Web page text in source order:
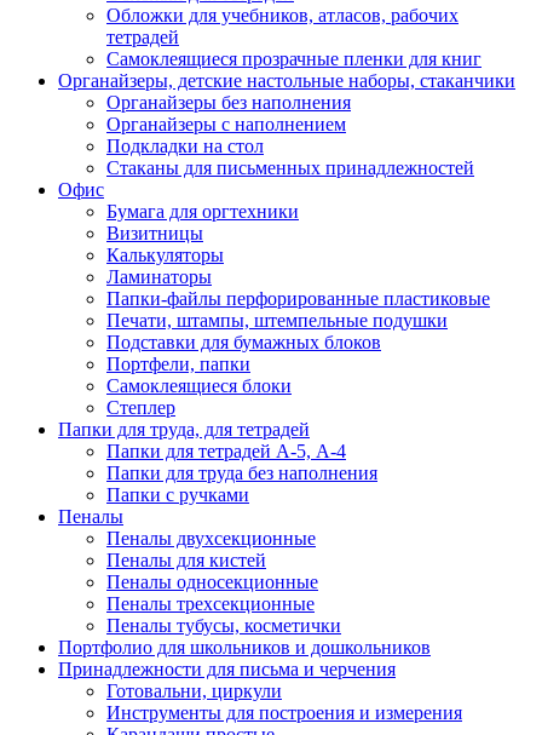
Обложки для учебников, атласов, рабочих
тетрадей
Самоклеящиеся прозрачные пленки для книг
Органайзеры, детские настольные наборы, стаканчики
Органайзеры без наполнения
Органайзеры с наполнением
Подкладки на стол
Стаканы для письменных принадлежностей
Офис
Бумага для оргтехники
Визитницы
Калькуляторы
Ламинаторы
Папки-файлы перфорированные пластиковые
Печати, штампы, штемпельные подушки
Подставки для бумажных блоков
Портфели, папки
Самоклеящиеся блоки
Степлер
Папки для труда, для тетрадей
Папки для тетрадей А-5, А-4
Папки для труда без наполнения
Папки с ручками
Пеналы
Пеналы двухсекционные
Пеналы для кистей
Пеналы односекционные
Пеналы трехсекционные
Пеналы тубусы, косметички
Портфолио для школьников и дошкольников
Принадлежности для письма и черчения
Готовальни, циркули
Инструменты для построения и измерения